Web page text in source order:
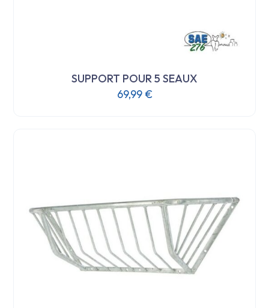
SUPPORT POUR 5 SEAUX
69,99€